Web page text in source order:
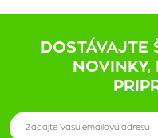
DOSTÁVAJTE
NOVINKY,